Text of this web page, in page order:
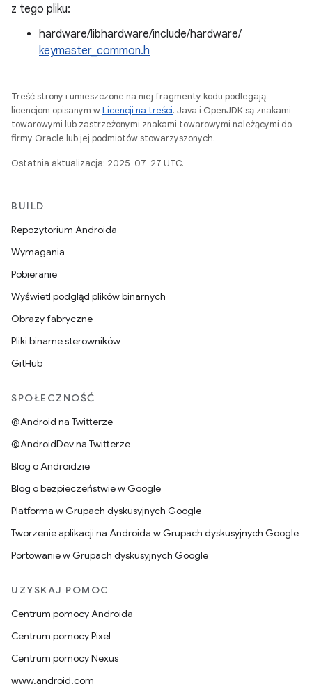
z tego pliku:
hardware/libhardware/include/hardware/
keymaster_common.h
Treść strony i umieszczone na niej fragmenty kodu podlegają
licencjom opisanym wLicencji na treści. Java i OpenJDK są znakami
towarowymi lub zastrzeżonymi znakami towarowymi należącymi do
firmy Oracle lub jej podmiotów stowarzyszonych.
Ostatnia aktualizacja: 2025-07-27 UTC.
BUILD
Repozytorium Androida
Wymagania
Pobieranie
Wyświetl podgląd plików binarnych
Obrazy fabryczne
Pliki binarne sterowników
GitHub
SPOŁECZNOŚĆ
@Android na Twitterze
@AndroidDev na Twitterze
Blog o Androidzie
Blog o bezpieczeństwie w Google
Platforma w Grupach dyskusyjnych Google
Tworzenie aplikacji na Androida w Grupach dyskusyjnych Google
Portowanie w Grupach dyskusyjnych Google
UZYSKAJ POMOC
Centrum pomocy Androida
Centrum pomocy Pixel
Centrum pomocy Nexus
www.android.com